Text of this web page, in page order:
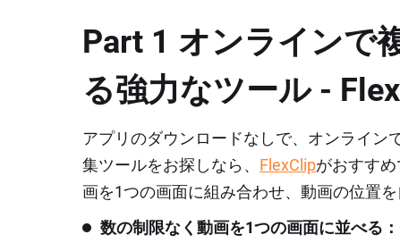
Part 1 オンラインで
る強力なツール ‐
アプリのダウンロードなしで、オンライン
集ツールをお探しなら、 FlexClipがおすす
画を1つの画面に組み合わせ、動画の位置を
数の制限なく動画を1つの画面に並べる：